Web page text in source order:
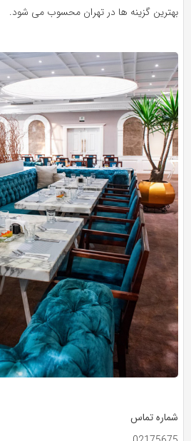
بهترین گزینه‌ ها در تهران محسوب می‌ شود.
شماره تماس